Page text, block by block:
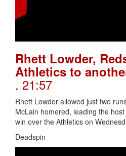
Rhett Lowder,
Athletics to
. 21:57
Rhett Lowder allowed just two
McLain homered, leading the
win over the Athletics on Wednesd
Deadspin